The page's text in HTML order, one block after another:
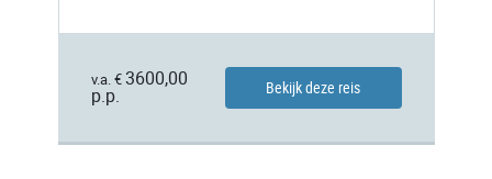
v.a. € 3600,00
p.p.
Bekijk deze reis